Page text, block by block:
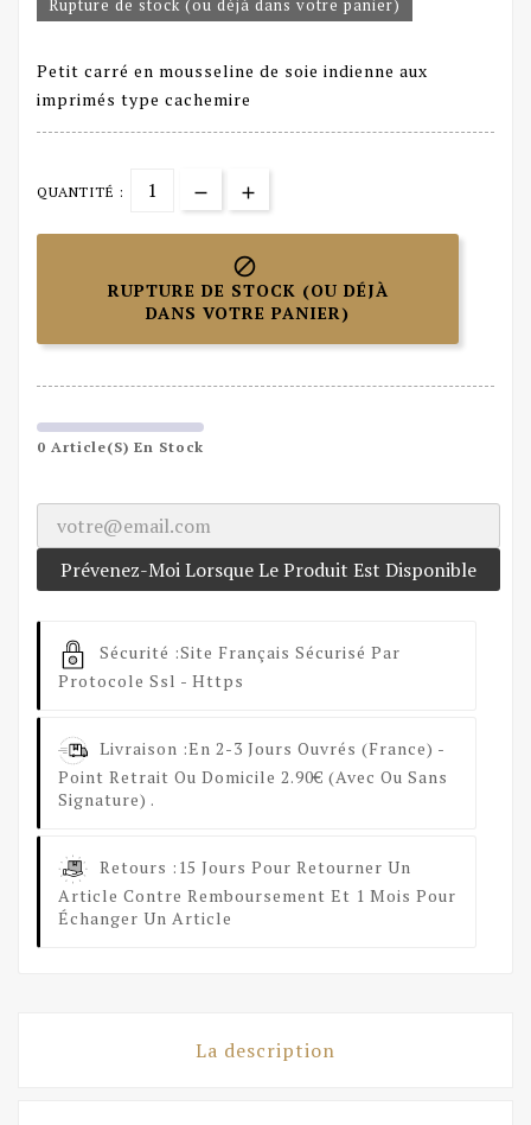
Petit carré en mousseline de soie indienne aux
imprimés type cachemire
QUANTITÉ :

RUPTURE DE STOCK (OU DÉJÀ
DANS VOTRE PANIER)
0 Article(s) En Stock
Prévenez-Moi Lorsque Le Produit Est Disponible
Sécurité :Site Français Sécurisé Par
Protocole Ssl - Https
Livraison :En 2-3 Jours Ouvrés (France) -
Point Retrait Ou Domicile 2.90€ (avec Ou Sans
Signature) .
Retours : 15 Jours Pour Retourner Un
Article Contre Remboursement Et 1 Mois Pour
Échanger Un Article
La description